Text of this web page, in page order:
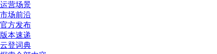
运营场景
市场前沿
官方发布
版本速递
云登词典